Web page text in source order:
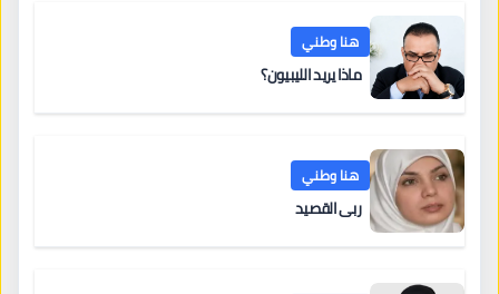
هنا وطني
ماذا يريد الليبيون؟
هنا وطني
ربى القصيد